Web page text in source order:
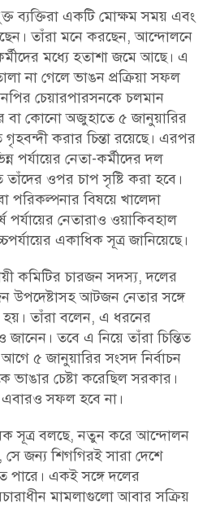
ব্যক্তিরা একটি মোক্ষম সময় এবং
তাঁরা মনে করছেন, আন্দোলনে
মধ্যে হতাশা জমে আছে। এ
না গেলে ভাঙন প্রক্রিয়া সফল
চেয়ারপারসনকে চলমান
বা কোনো অজুহাতে ৫ জানুয়ারির
করার চিন্তা রয়েছে। এরপর
পর্যায়ের নেতা-কর্মীদের দল
ওপর চাপ সৃষ্টি করা হবে।
পরিকল্পনার বিষয়ে খালেদা
পর্যায়ের নেতারাও ওয়াকিবহাল
একাধিক সূত্র জানিয়েছে।
কমিটির চারজন সদস্য, দলের
উপদেষ্টাসহ আটজন নেতার সঙ্গে
তাঁরা বলেন, এ ধরনের
তবে এ নিয়ে তাঁরা চিন্তিত
৫ জানুয়ারির সংসদ নির্বাচন
ভাঙার চেষ্টা করেছিল সরকার।
সফল হবে না।
সূত্র বলছে, নতুন করে আন্দোলন
সে জন্য শিগগিরই সারা দেশে
একই সঙ্গে দলের
মামলাগুলো আবার সক্রিয়